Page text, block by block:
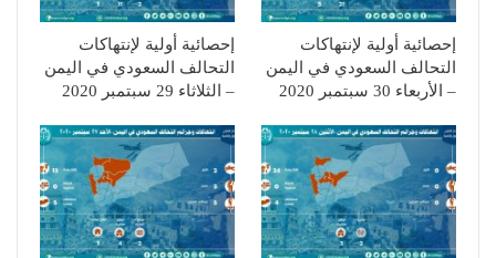
إحصائية أولية لإنتهاكات
التحالف السعودي في اليمن
– الأربعاء 30 سبتمبر 2020
إحصائية أولية لإنتهاكات
التحالف السعودي في اليمن
– الثلاثاء 29 سبتمبر 2020